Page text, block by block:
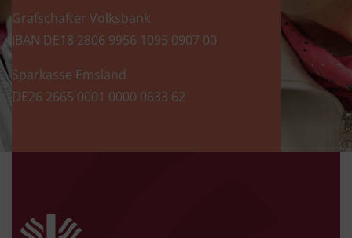
Grafschafter Volksbank
IBAN DE18 2806 9956 1095 0907 00
Sparkasse Emsland
DE26 2665 0001 0000 0633 62